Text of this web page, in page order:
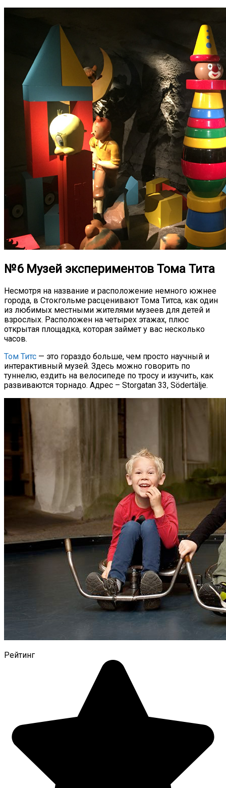
№6 Музей экспериментов Тома Тита
Несмотря на название и расположение немного южнее
города, в Стокгольме расценивают Тома Титса, как один
из любимых местными жителями музеев для детей и
взрослых. Расположен на четырех этажах, плюс
открытая площадка, которая займет у вас несколько
часов.
Том Титс — это гораздо больше, чем просто научный и
интерактивный музей. Здесь можно говорить по
туннелю, ездить на велосипеде по тросу и изучить, как
развиваются торнадо. Адрес – Storgatan 33, Södertälje.
Рейтинг